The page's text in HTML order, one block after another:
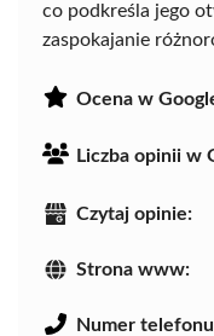
co podkreśla jego
zaspokajanie
Ocena w
Liczba opinii w
Czytaj opinie:
Strona www:
Numer